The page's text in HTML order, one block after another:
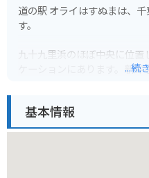
道の駅 オライはすぬまは、
す。
九十九里浜のほぼ中央に位
ケーションにあります。新
施設内には、サーフィン帰
...続
基本情報